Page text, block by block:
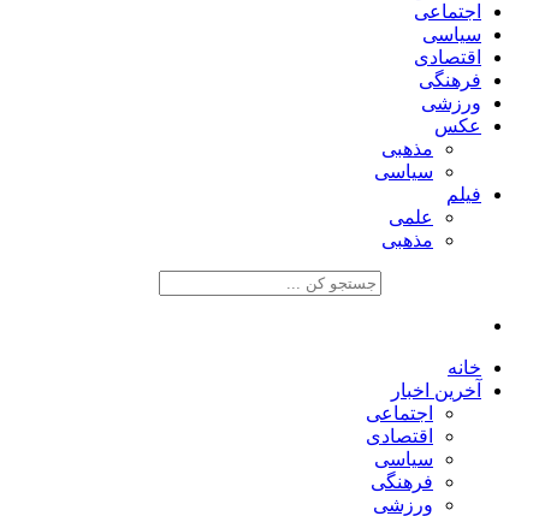
اجتماعی
سیاسی
اقتصادی
فرهنگی
ورزشی
عکس
مذهبی
سیاسی
فیلم
علمی
مذهبی
خانه
آخرین اخبار
اجتماعی
اقتصادی
سیاسی
فرهنگی
ورزشی